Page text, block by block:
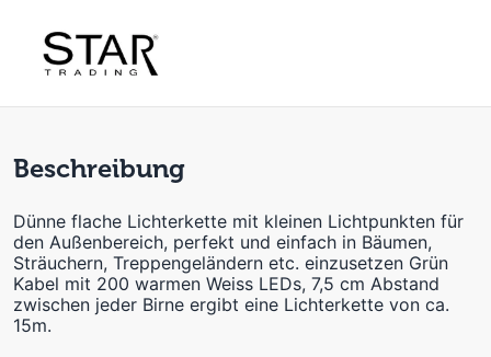
Beschreibung
Dünne flache Lichterkette mit kleinen Lichtpunkten für
den Außenbereich, perfekt und einfach in Bäumen,
Sträuchern, Treppengeländern etc. einzusetzen Grün
Kabel mit 200 warmen Weiss LEDs, 7,5 cm Abstand
zwischen jeder Birne ergibt eine Lichterkette von ca.
15m.